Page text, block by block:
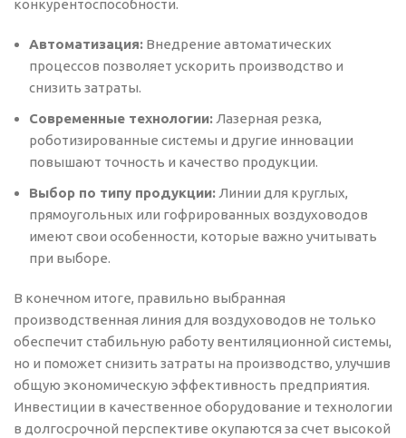
конкурентоспособности.
Автоматизация: Внедрение автоматических
процессов позволяет ускорить производство и
снизить затраты.
Современные технологии: Лазерная резка,
роботизированные системы и другие инновации
повышают точность и качество продукции.
Выбор по типу продукции: Линии для круглых,
прямоугольных или гофрированных воздуховодов
имеют свои особенности, которые важно учитывать
при выборе.
В конечном итоге, правильно выбранная
производственная линия для воздуховодов не только
обеспечит стабильную работу вентиляционной системы,
но и поможет снизить затраты на производство, улучшив
общую экономическую эффективность предприятия.
Инвестиции в качественное оборудование и технологии
в долгосрочной перспективе окупаются за счет высокой